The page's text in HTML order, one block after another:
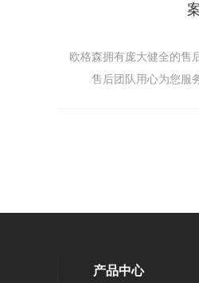
欧格森拥有庞大健全的售
售后团队用心为您服
产品中心